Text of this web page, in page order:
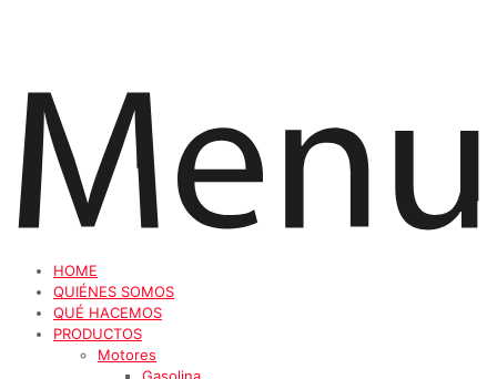
HOME
QUIÉNES SOMOS
QUÉ HACEMOS
PRODUCTOS
Motores